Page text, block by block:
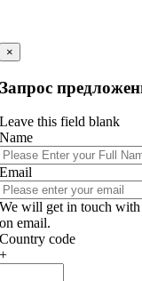
×
Запрос
Leave this field blank
Name
Email
We will get in touch with
on email.
Country code
+